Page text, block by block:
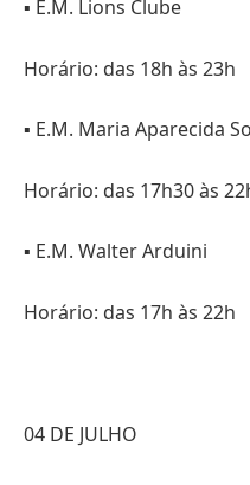
▪️ E.M. Lions Clube
Horário: das 18h às 23h
▪️ E.M. Maria Aparecida
Horário: das 17h30 às
▪️ E.M. Walter Arduini
Horário: das 17h às 22h
04 DE JULHO